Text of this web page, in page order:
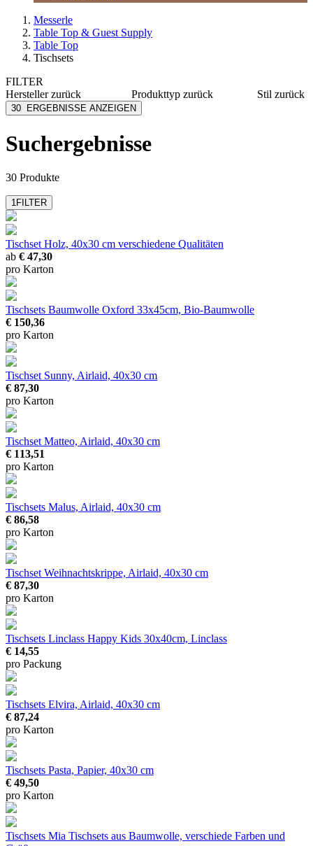
Messerle
Table Top & Guest Supply
Table Top
Tischsets
FILTER
Herstellerzurück
Duni Table Top
Mank
MESSERLE
mehr anzeigen
Produkttyp zurück
Stil zurück
30 ERGEBNISSE ANZEIGEN
Suchergebnisse
30 Produkte
1FILTER
Tischset Holz, 40x30 cm verschiedene Qualitäten
ab € 47,30
pro Karton
Tischsets Baumwolle Oxford 33x45cm, Bio-Baumwolle
€ 150,36
pro Karton
Tischset Sunny, Airlaid, 40x30 cm
€ 87,30
pro Karton
Tischset Matteo, Airlaid, 40x30 cm
€ 113,51
pro Karton
Tischsets Malus, Airlaid, 40x30 cm
€ 86,58
pro Karton
Tischset Weihnachtskrippe, Airlaid, 40x30 cm
€ 87,30
pro Karton
Tischsets Linclass Happy Kids 30x40cm, Linclass
€ 14,55
pro Packung
Tischsets Elvira, Airlaid, 40x30 cm
€ 87,24
pro Karton
Tischsets Pasta, Papier, 40x30 cm
€ 49,50
pro Karton
Tischsets Mia Tischsets aus Baumwolle, verschiede Farben und